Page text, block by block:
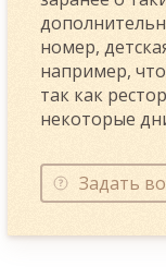
номер,
например,
так как
некоторые
Задать